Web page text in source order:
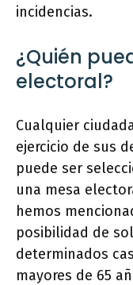
incidencias.
¿Quién
electoral?
Cualquier
ejercicio de sus
puede ser
una mesa
hemos
posibilidad de
determinados
mayores de 65